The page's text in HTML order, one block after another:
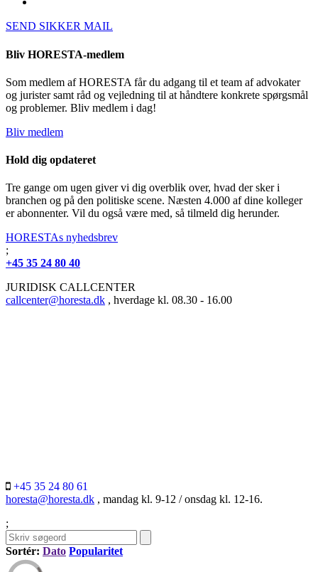
SEND SIKKER MAIL
Bliv HORESTA-medlem
Som medlem af HORESTA får du adgang til et team af advokater
og jurister samt råd og vejledning til at håndtere konkrete spørgsmål
og problemer. Bliv medlem i dag!
Bliv medlem
Hold dig opdateret
Tre gange om ugen giver vi dig overblik over, hvad der sker i
branchen og på den politiske scene. Næsten 4.000 af dine kolleger
er abonnenter. Vil du også være med, så tilmeld dig herunder.
HORESTAs nyhedsbrev
;
+45 35 24 80 40
JURIDISK CALLCENTER
callcenter@horesta.dk , hverdage kl. 08.30 - 16.00
+45 35 24 80 61
horesta@horesta.dk , mandag kl. 9-12 / onsdag kl. 12-16.
;
Sortér: Dato Popularitet